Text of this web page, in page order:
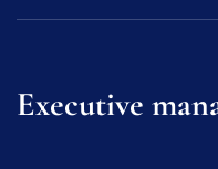
Executive